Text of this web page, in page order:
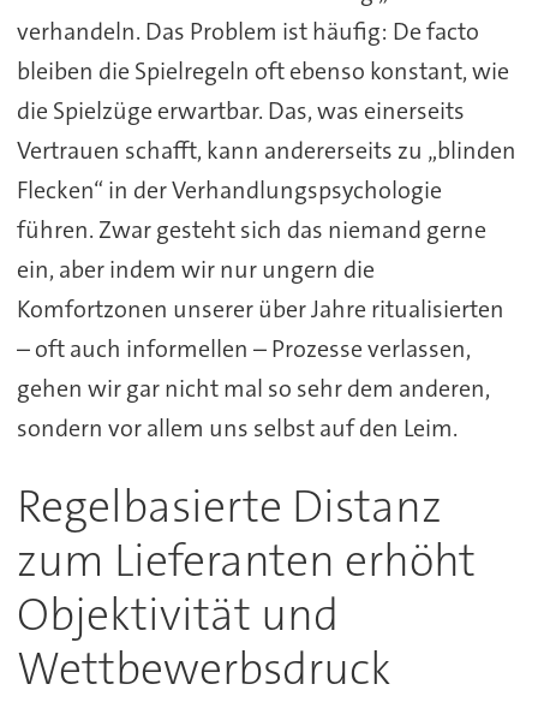
verhandeln. Das Problem ist häufig: De facto
bleiben die Spielregeln oft ebenso konstant, wie
die Spielzüge erwartbar. Das, was einerseits
Vertrauen schafft, kann andererseits zu „blinden
Flecken“ in der Verhandlungspsychologie
führen. Zwar gesteht sich das niemand gerne
ein, aber indem wir nur ungern die
Komfortzonen unserer über Jahre ritualisierten
– oft auch informellen – Prozesse verlassen,
gehen wir gar nicht mal so sehr dem anderen,
sondern vor allem uns selbst auf den Leim.
Regelbasierte Distanz
zum Lieferanten erhöht
Objektivität und
Wettbewerbsdruck